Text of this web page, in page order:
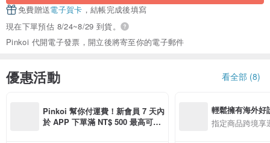
免費贈送電子賀卡 ，結帳完成後填寫
現在下單預估 8/24~8/29 到貨。
Pinkoi 代開電子發票，開立後將寄至你的電子郵件
優惠活動 看全部 (8)
Pinkoi 幫你付運費！新會員 7 天內
於 APP 下單滿 NT$ 500 最高可折
輕鬆擁有海外好
指定商品跨境享